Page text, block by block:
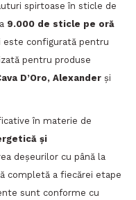
spirtoase în sticle de
9.000 de sticle pe oră
este configurată pentru
pentru produse
D’Oro, Alexander și
în materie de
și
deșeurilor cu până la
completă a fiecărei etape
sunt conforme cu